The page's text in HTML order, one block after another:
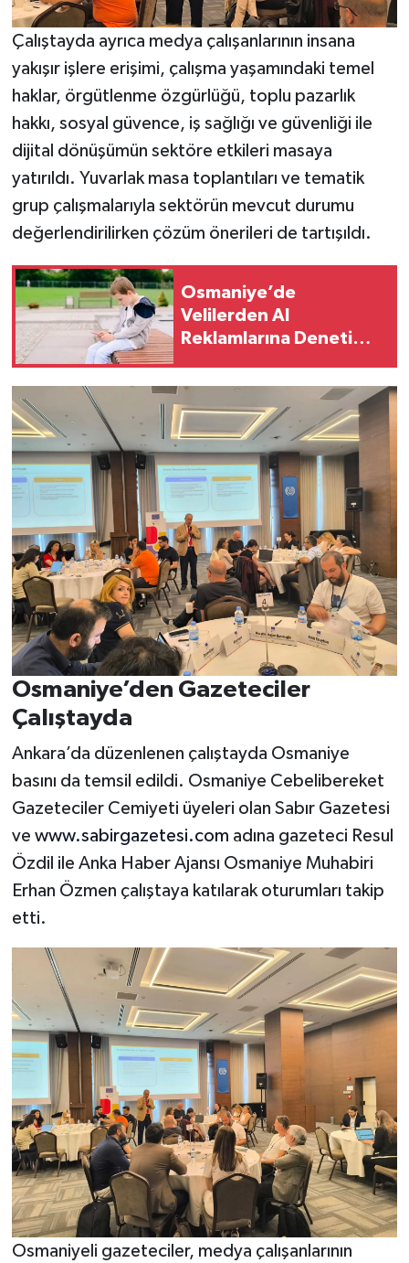
Çalıştayda ayrıca medya çalışanlarının insana
yakışır işlere erişimi, çalışma yaşamındaki temel
haklar, örgütlenme özgürlüğü, toplu pazarlık
hakkı, sosyal güvence, iş sağlığı ve güvenliği ile
dijital dönüşümün sektöre etkileri masaya
yatırıldı. Yuvarlak masa toplantıları ve tematik
grup çalışmalarıyla sektörün mevcut durumu
değerlendirilirken çözüm önerileri de tartışıldı.
Osmaniye’de
Velilerden AI
Reklamlarına Denetim
Osmaniye’den Gazeteciler
Çalıştayda
Ankara’da düzenlenen çalıştayda Osmaniye
basını da temsil edildi. Osmaniye Cebelibereket
Gazeteciler Cemiyeti üyeleri olan Sabır Gazetesi
ve www.sabirgazetesi.com adına gazeteci Resul
Özdil ile Anka Haber Ajansı Osmaniye Muhabiri
Erhan Özmen çalıştaya katılarak oturumları takip
etti.
Osmaniyeli gazeteciler, medya çalışanlarının